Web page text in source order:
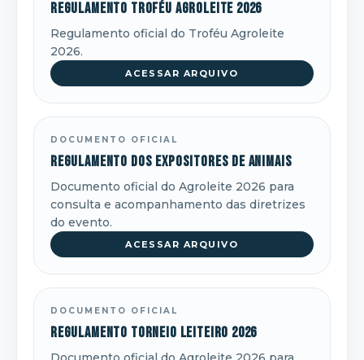
Regulamento Troféu Agroleite 2026
Regulamento oficial do Troféu Agroleite
2026.
ACESSAR ARQUIVO
DOCUMENTO OFICIAL
Regulamento dos Expositores de Animais
Documento oficial do Agroleite 2026 para
consulta e acompanhamento das diretrizes
do evento.
ACESSAR ARQUIVO
DOCUMENTO OFICIAL
Regulamento Torneio Leiteiro 2026